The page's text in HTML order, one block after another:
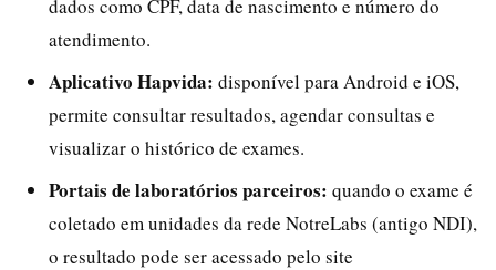
dados como CPF, data de nascimento e número do
atendimento.
Aplicativo Hapvida: disponível para Android e iOS,
permite consultar resultados, agendar consultas e
visualizar o histórico de exames.
Portais de laboratórios parceiros: quando o exame é
coletado em unidades da rede NotreLabs (antigo NDI),
o resultado pode ser acessado pelo site